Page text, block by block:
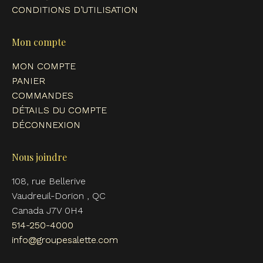
CONDITIONS D’UTILISATION
Mon compte
MON COMPTE
PANIER
COMMANDES
DÉTAILS DU COMPTE
DÉCONNEXION
Nous joindre
108, rue Bellerive
Vaudreuil-Dorion , QC
Canada J7V 0H4
514-250-4000
info@groupesalette.com